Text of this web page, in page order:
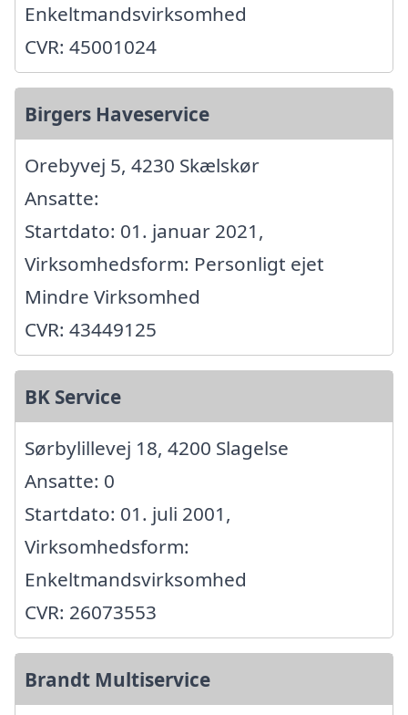
Enkeltmandsvirksomhed
CVR: 45001024
Birgers Haveservice
Orebyvej 5, 4230 Skælskør
Ansatte:
Startdato: 01. januar 2021,
Virksomhedsform: Personligt ejet
Mindre Virksomhed
CVR: 43449125
BK Service
Sørbylillevej 18, 4200 Slagelse
Ansatte: 0
Startdato: 01. juli 2001,
Virksomhedsform:
Enkeltmandsvirksomhed
CVR: 26073553
Brandt Multiservice